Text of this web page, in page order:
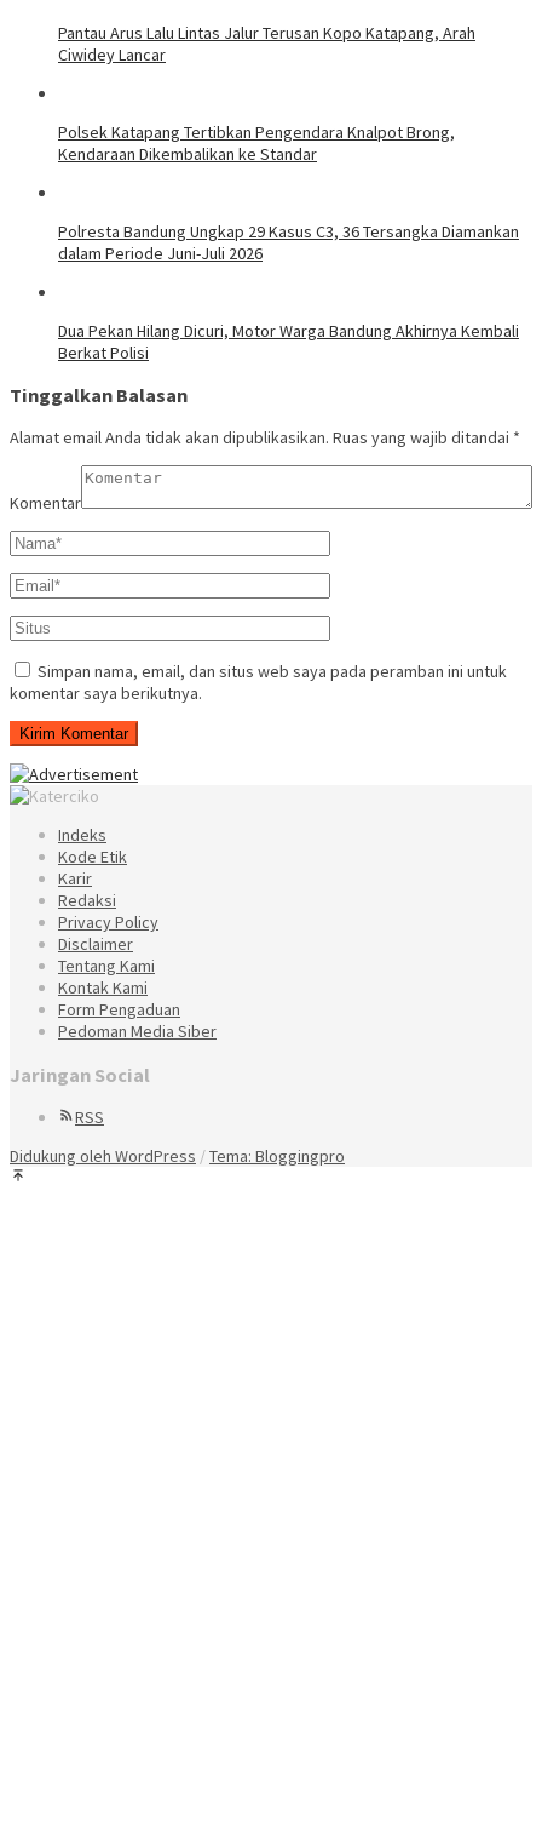
Pantau Arus Lalu Lintas Jalur Terusan Kopo Katapang, Arah
Ciwidey Lancar
Polsek Katapang Tertibkan Pengendara Knalpot Brong,
Kendaraan Dikembalikan ke Standar
Polresta Bandung Ungkap 29 Kasus C3, 36 Tersangka Diamankan
dalam Periode Juni-Juli 2026
Dua Pekan Hilang Dicuri, Motor Warga Bandung Akhirnya Kembali
Berkat Polisi
Tinggalkan Balasan
Alamat email Anda tidak akan dipublikasikan. Ruas yang wajib ditandai *
Komentar
Simpan nama, email, dan situs web saya pada peramban ini untuk
komentar saya berikutnya.
Indeks
Kode Etik
Karir
Redaksi
Privacy Policy
Disclaimer
Tentang Kami
Kontak Kami
Form Pengaduan
Pedoman Media Siber
Jaringan Social
RSS
Didukung oleh WordPress /Tema: Bloggingpro